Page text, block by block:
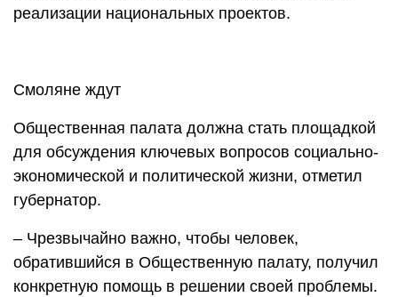
реализации национальных проектов.
Смоляне ждут
Общественная палата должна стать площадкой
для обсуждения ключевых вопросов социально-
экономической и политической жизни, отметил
губернатор.
– Чрезвычайно важно, чтобы человек,
обратившийся в Общественную палату, получил
конкретную помощь в решении своей проблемы.